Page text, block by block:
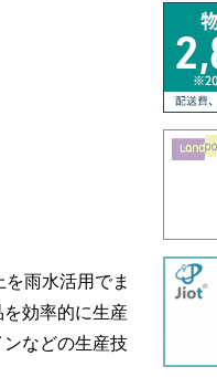
雨水活用でま
効率的に生産
などの生産技